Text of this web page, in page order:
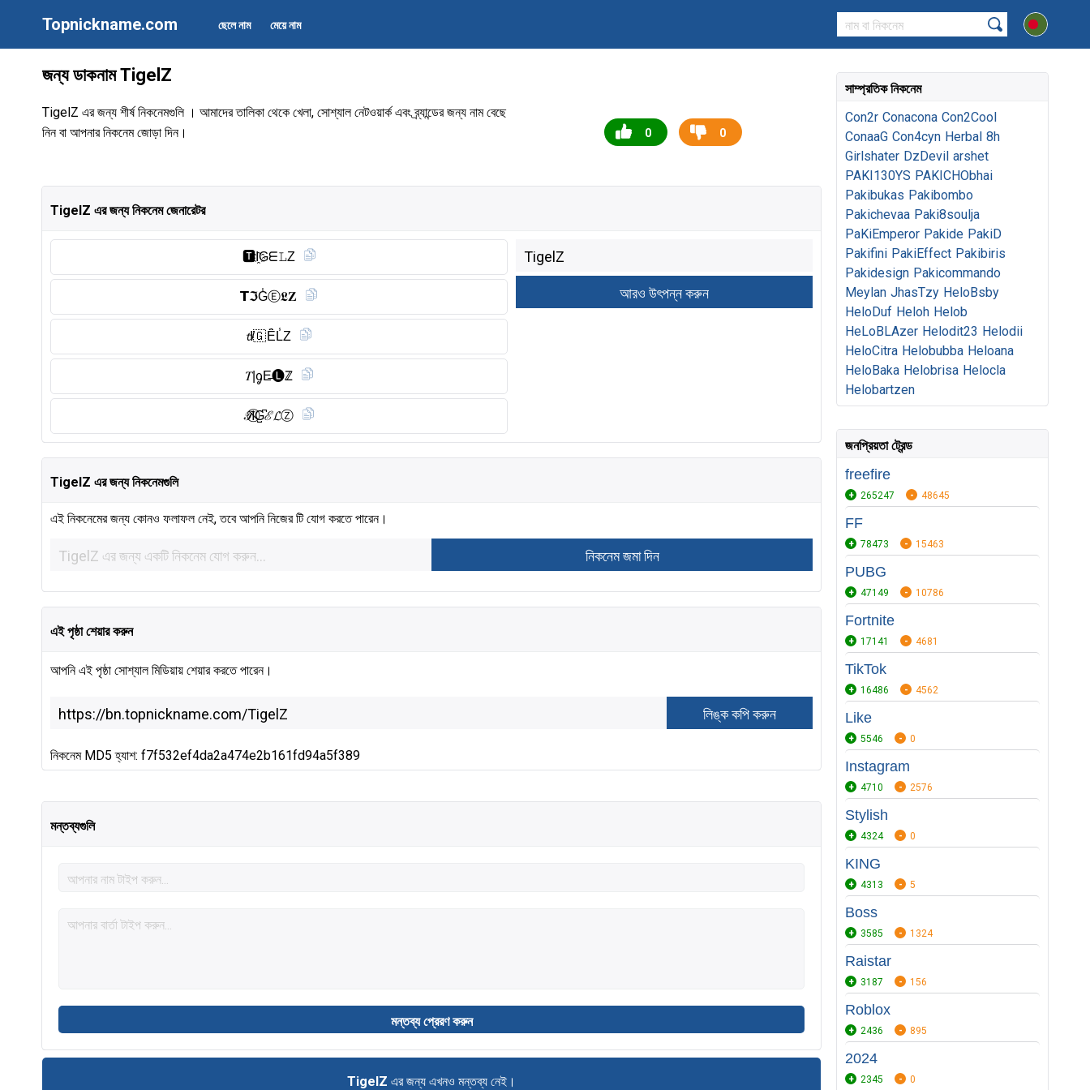
Topnickname.com ছেলে নাম মেয়ে নাম
জন্য ডাকনাম TigelZ
TigelZ এর জন্য শীর্ষ নিকনেমগুলি । আমাদের তালিকা থেকে খেলা, সোশ্যাল নেটওয়ার্ক এবং ব্র্যান্ডের জন্য নাম বেছে
নিন বা আপনার নিকনেম জোড়া দিন।
0 0
TigelZ এর জন্য নিকনেম জেনারেটর
🆃︎I҈Gᗴ𝙻Z
𝗧ℑG̾Ⓔ︎𝕷𝐙
𝓽I̸🇬 Ȇ̈L̾Z
𝑇|ᧁE̶🅛︎ℤ
𝒯I⃠G̺͆ℰ𝓛Ⓩ︎
TigelZ এর জন্য নিকনেমগুলি
এই নিকনেমের জন্য কোনও ফলাফল নেই, তবে আপনি নিজের টি যোগ করতে পারেন।
এই পৃষ্ঠা শেয়ার করুন
আপনি এই পৃষ্ঠা সোশ্যাল মিডিয়ায় শেয়ার করতে পারেন।
নিকনেম MD5 হ্যাশ: f7f532ef4da2a474e2b161fd94a5f389
মন্তব্যগুলি
TigelZ এর জন্য এখনও মন্তব্য নেই।
সাম্প্রতিক নিকনেম
Con2r Conacona Con2Cool
ConaaG Con4cyn Herbal 8h
Girlshater DzDevil arshet
PAKI130YS PAKICHObhai
Pakibukas Pakibombo
Pakichevaa Paki8soulja
PaKiEmperor Pakide PakiD
Pakifini PakiEffect Pakibiris
Pakidesign Pakicommando
Meylan JhasTzy HeloBsby
HeloDuf Heloh Helob
HeLoBLAzer Helodit23 Helodii
HeloCitra Helobubba Heloana
HeloBaka Helobrisa Helocla
Helobartzen
জনপ্রিয়তা ট্রেন্ড
freefire
265247 48645
FF
78473 15463
PUBG
47149 10786
Fortnite
17141 4681
TikTok
16486 4562
Like
5546 0
Instagram
4710 2576
Stylish
4324 0
KING
4313 5
Boss
3585 1324
Raistar
3187 156
Roblox
2436 895
2024
2345 0